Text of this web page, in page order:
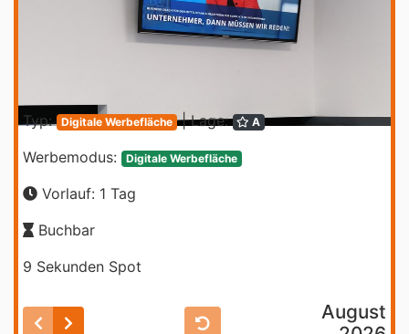
Typ: Digitale Werbefläche | Lage: A
Werbemodus: Digitale Werbefläche
Vorlauf: 1 Tag
Buchbar
9 Sekunden Spot
August